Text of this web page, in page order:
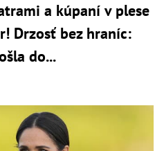
a kúpaní v plese
Drzosť bez hraníc:
do...